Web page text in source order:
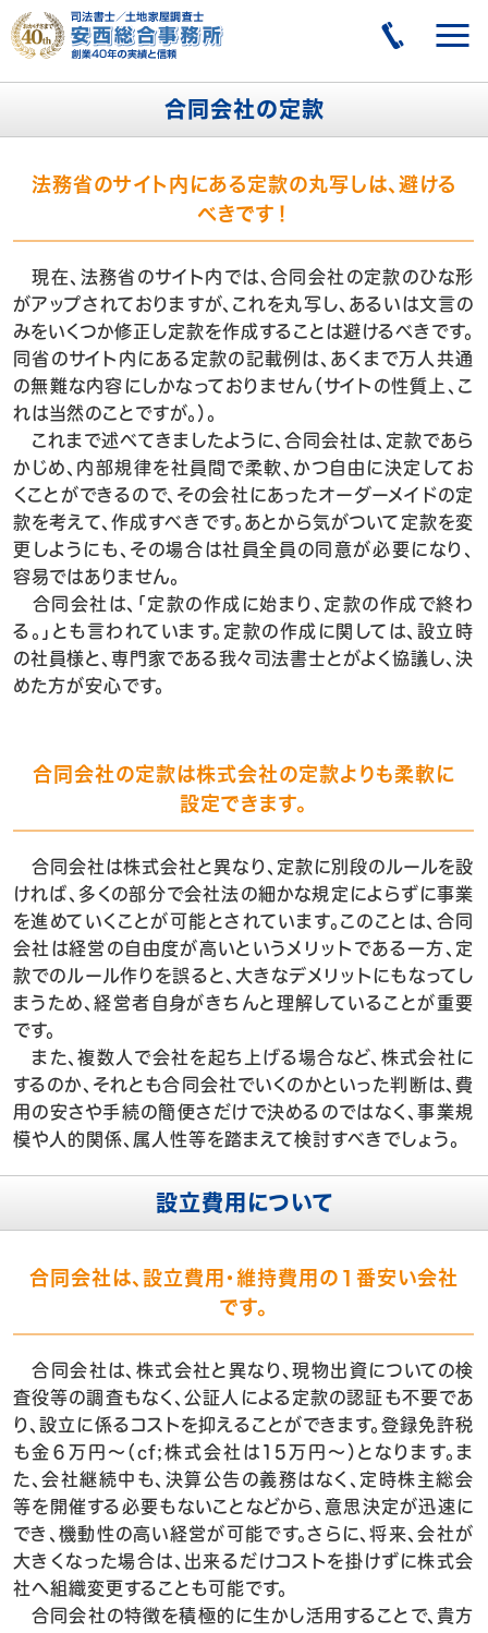
合同会社の定款
法務省のサイト内にある定款の丸写しは、避ける
べきです！
現在、法務省のサイト内では、合同会社の定款のひな形
がアップされておりますが、これを丸写し、あるいは文言の
みをいくつか修正し定款を作成することは避けるべきです。
同省のサイト内にある定款の記載例は、あくまで万人共通
の無難な内容にしかなっておりません（サイトの性質上、こ
れは当然のことですが。）。
これまで述べてきましたように、合同会社は、定款であら
かじめ、内部規律を社員間で柔軟、かつ自由に決定してお
くことができるので、その会社にあったオーダーメイドの定
款を考えて、作成すべきです。あとから気がついて定款を変
更しようにも、その場合は社員全員の同意が必要になり、
容易ではありません。
合同会社は、「定款の作成に始まり、定款の作成で終わ
る。」とも言われています。定款の作成に関しては、設立時
の社員様と、専門家である我々司法書士とがよく協議し、決
めた方が安心です。
合同会社の定款は株式会社の定款よりも柔軟に
設定できます。
合同会社は株式会社と異なり、定款に別段のルールを設
ければ、多くの部分で会社法の細かな規定によらずに事業
を進めていくことが可能とされています。このことは、合同
会社は経営の自由度が高いというメリットである一方、定
款でのルール作りを誤ると、大きなデメリットにもなってし
まうため、経営者自身がきちんと理解していることが重要
です。
また、複数人で会社を起ち上げる場合など、株式会社に
するのか、それとも合同会社でいくのかといった判断は、費
用の安さや手続の簡便さだけで決めるのではなく、事業規
模や人的関係、属人性等を踏まえて検討すべきでしょう。
設立費用について
合同会社は、設立費用・維持費用の１番安い会社
です。
合同会社は、株式会社と異なり、現物出資についての検
査役等の調査もなく、公証人による定款の認証も不要であ
り、設立に係るコストを抑えることができます。登録免許税
も金６万円～（cf;株式会社は15万円～）となります。ま
た、会社継続中も、決算公告の義務はなく、定時株主総会
等を開催する必要もないことなどから、意思決定が迅速に
でき、機動性の高い経営が可能です。さらに、将来、会社が
大きくなった場合は、出来るだけコストを掛けずに株式会
社へ組織変更することも可能です。
合同会社の特徴を積極的に生かし活用することで、貴方